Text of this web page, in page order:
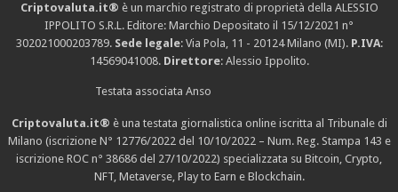
Criptovaluta.it® è un marchio registrato di proprietà della ALESSIO
IPPOLITO S.R.L. Editore: Marchio Depositato il 15/12/2021 n°
302021000203789. Sede legale: Via Pola, 11 - 20124 Milano (MI). P.IVA:
14569041008. Direttore: Alessio Ippolito.
Testata associata Anso
Criptovaluta.it® è una testata giornalistica online iscritta al Tribunale di
Milano (iscrizione N° 12776/2022 del 10/10/2022 – Num. Reg. Stampa 143 e
iscrizione ROC n° 38686 del 27/10/2022) specializzata su Bitcoin, Crypto,
NFT, Metaverse, Play to Earn e Blockchain.